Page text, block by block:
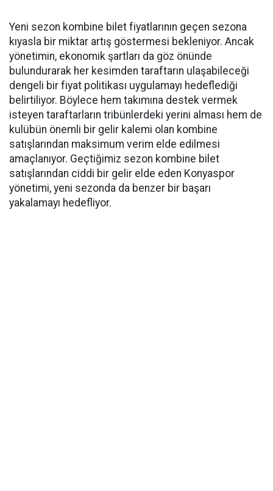
Yeni sezon kombine bilet fiyatlarının geçen sezona
kıyasla bir miktar artış göstermesi bekleniyor. Ancak
yönetimin, ekonomik şartları da göz önünde
bulundurarak her kesimden taraftarın ulaşabileceği
dengeli bir fiyat politikası uygulamayı hedeflediği
belirtiliyor. Böylece hem takımına destek vermek
isteyen taraftarların tribünlerdeki yerini alması hem de
kulübün önemli bir gelir kalemi olan kombine
satışlarından maksimum verim elde edilmesi
amaçlanıyor. Geçtiğimiz sezon kombine bilet
satışlarından ciddi bir gelir elde eden Konyaspor
yönetimi, yeni sezonda da benzer bir başarı
yakalamayı hedefliyor.